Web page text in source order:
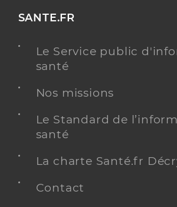
SANTE.FR
Le Service public
santé
Nos missions
Le Standard de
santé
La charte Santé.fr
Contact